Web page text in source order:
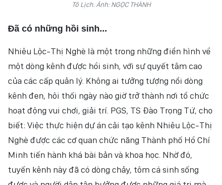
Tô Lịch. Ảnh: NGỌC THÀNH
Đã có những hồi sinh...
Nhiêu Lộc-Thị Nghè là một trong những điển hình về
một dòng kênh được hồi sinh, với sự quyết tâm cao
của các cấp quản lý. Không ai tưởng tượng nổi dòng
kênh đen, hôi thối ngày nào giờ trở thành nơi tổ chức
hoạt động vui chơi, giải trí. PGS, TS Đào Trọng Tứ, cho
biết: Việc thực hiện dự án cải tạo kênh Nhiêu Lộc-Thị
Nghè được các cơ quan chức năng Thành phố Hồ Chí
Minh tiến hành khá bài bản và khoa học. Nhờ đó,
tuyến kênh này đã có dòng chảy, tôm cá sinh sống